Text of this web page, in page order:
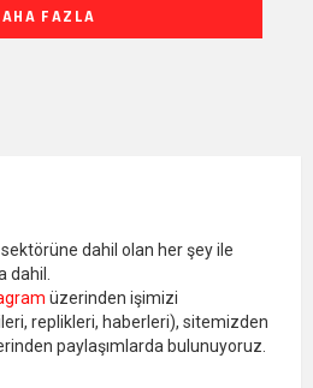
FAZLA
dahil olan her şey ile
üzerinden işimizi
replikleri, haberleri), sitemizden
paylaşımlarda bulunuyoruz.